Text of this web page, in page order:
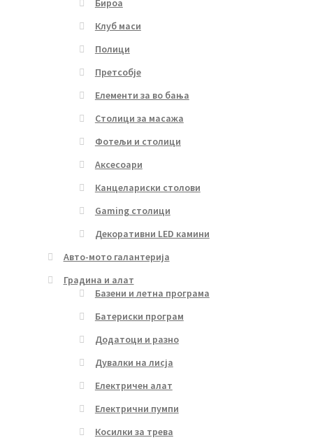
Бироа
Клуб маси
Полици
Претсобје
Елементи за во бања
Столици за масажа
Фотељи и столици
Аксесоари
Канцелариски столови
Gaming столици
Декоративни LED камини
Авто-мото галантерија
Градина и алат
Базени и летна програма
Батериски програм
Додатоци и разно
Дувалки на лисја
Електричен алат
Електрични пумпи
Косилки за трева